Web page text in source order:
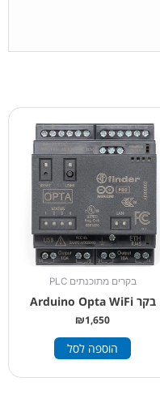
בקרים מתוכנתים PLC
בקר Arduino Opta WiFi
₪1,650
הוספה לסל